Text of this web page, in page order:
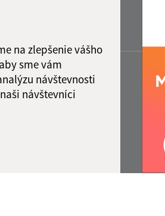
na zlepšenie vášho
sme vám
návštevnosti
návštevníci